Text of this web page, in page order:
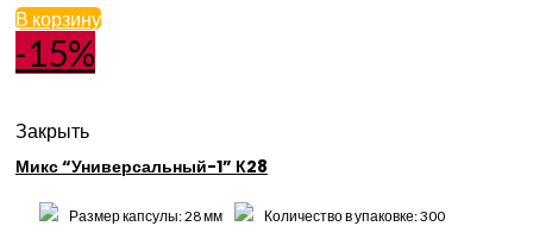
В корзину
-15%
Закрыть
Микс “Универсальный-1” К28
Размер капсулы: 28 мм Количество в упаковке: 300